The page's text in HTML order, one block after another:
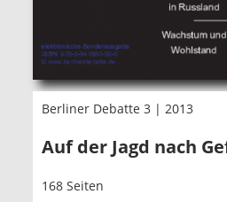
Berliner Debatte 3 | 2013
Auf der Jagd nach
168 Seiten